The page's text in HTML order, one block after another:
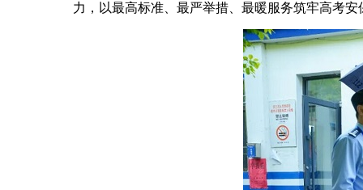
力，以最高标准、最严举措、最暖服务筑牢高考